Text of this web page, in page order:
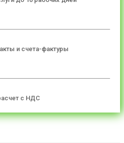
и счета-фактуры
с НДС